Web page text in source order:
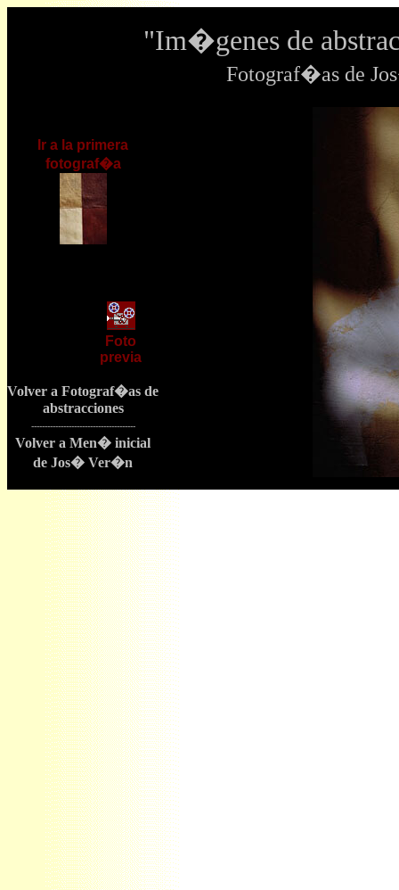
"Im�genes de
Fotograf�as de
Ir a la primera
fotograf�a
Foto
previa
Volver a Fotograf�as de
abstracciones
---------------------------------------
Volver a Men� inicial
de Jos� Ver�n